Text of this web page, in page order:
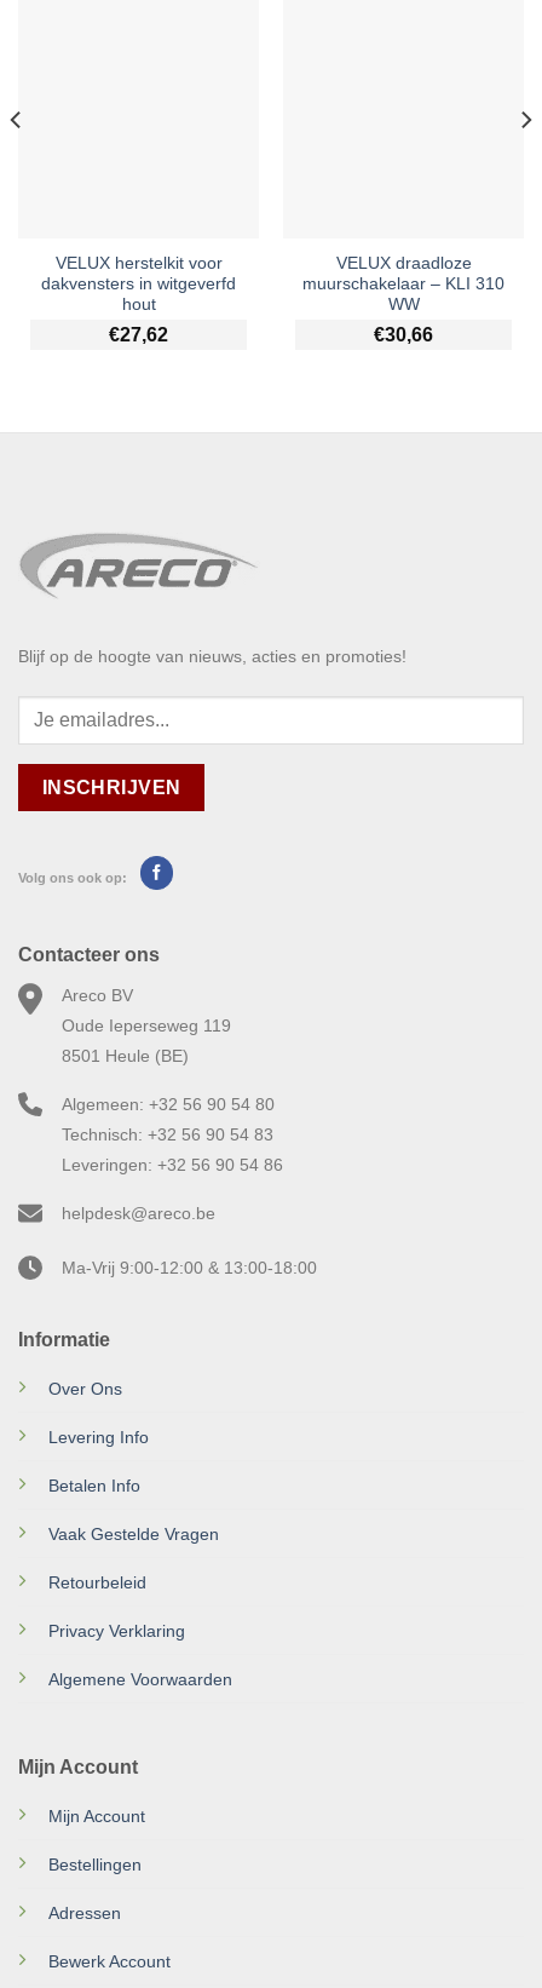
VELUX herstelkit voor
dakvensters in witgeverfd
hout
€27,62
VELUX draadloze
muurschakelaar – KLI 310
WW
€30,66
Blijf op de hoogte van nieuws, acties en promoties!
Volg ons ook op:
Informatie
Over Ons
Levering Info
Betalen Info
Vaak Gestelde Vragen
Retourbeleid
Privacy Verklaring
Algemene Voorwaarden
Mijn Account
Mijn Account
Bestellingen
Adressen
Bewerk Account
Contacteer ons
Areco BV
Oude Ieperseweg 119
8501 Heule (BE)
Algemeen: +32 56 90 54 80
Technisch: +32 56 90 54 83
Leveringen: +32 56 90 54 86
helpdesk@areco.be
Ma-Vrij 9:00-12:00 & 13:00-18:00